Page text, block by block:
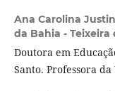
Ana Carolina
da Bahia - Teixeira
Doutora em
Santo. Professora